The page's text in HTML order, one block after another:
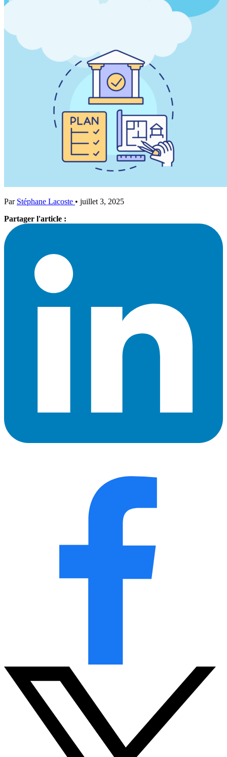
Par Stéphane Lacoste • juillet 3, 2025
Partager l'article :